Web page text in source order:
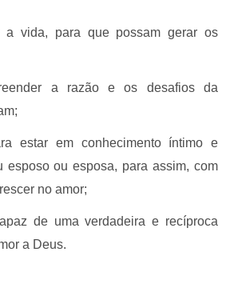
a vida, para que possam gerar os
a razão e os desafios da
estar em conhecimento íntimo e
esposo ou esposa, para assim, com
no amor;
de uma verdadeira e recíproca
a Deus.